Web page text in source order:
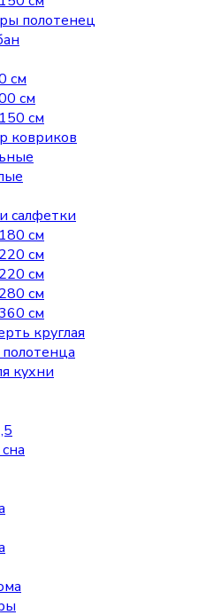
полотенец
см
см
см
ковриков
салфетки
см
см
см
см
см
круглая
кухни